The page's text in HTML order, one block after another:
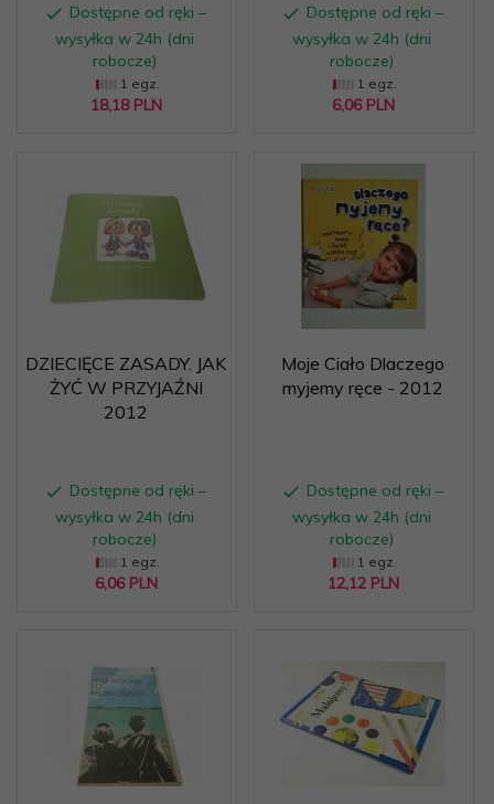
Dostępne od ręki –
wysyłka w 24h (dni
robocze)
1 egz.
18,18 PLN
Dostępne od ręki –
wysyłka w 24h (dni
robocze)
1 egz.
6,06 PLN
DZIECIĘCE ZASADY. JAK
ŻYĆ W PRZYJAŹNI
2012
Dostępne od ręki –
wysyłka w 24h (dni
robocze)
1 egz.
6,06 PLN
Moje Ciało Dlaczego
myjemy ręce - 2012
Dostępne od ręki –
wysyłka w 24h (dni
robocze)
1 egz.
12,12 PLN